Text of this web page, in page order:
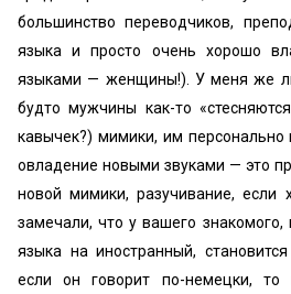
большинство переводчиков,
языка и просто очень хорошо
языками — женщины!). У меня же
будто мужчины как-то
кавычек?) мимики, им персонально
овладение новыми звуками — это
новой мимики, разучивание, если
замечали, что у вашего
языка на иностранный,
если он говорит по-немецки,